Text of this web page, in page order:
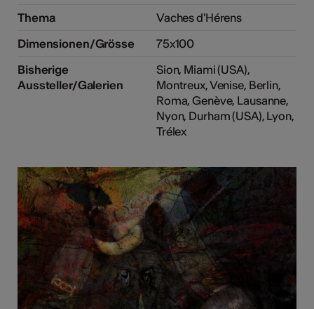
Thema
Vaches d'Hérens
Dimensionen/Grösse
75x100
Bisherige
Aussteller/Galerien
Sion, Miami (USA),
Montreux, Venise, Berlin,
Roma, Genève, Lausanne,
Nyon, Durham (USA), Lyon,
Trélex